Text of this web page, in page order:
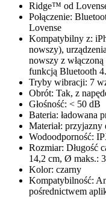
Ridge™ od
Połączenie:
Lovense
Kompatybilny z:
nowszy),
nowszy z
funkcją Bluetooth
Tryby wibracji: 7
Obrót: Tak, z
Głośność: < 50 dB
Bateria: ładowana
Materiał:
Wodoodporność:
Rozmiar: Długość
14,2 cm, Ø maks.:
Kolor: czarny
Kompatybilność:
pośrednictwem